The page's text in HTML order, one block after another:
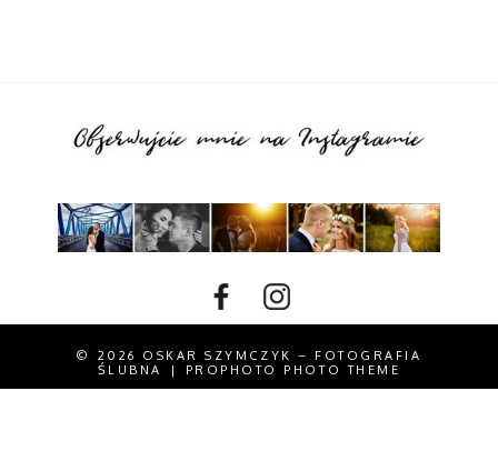
© 2026 OSKAR SZYMCZYK – FOTOGRAFIA
ŚLUBNA
| PROPHOTO PHOTO THEME